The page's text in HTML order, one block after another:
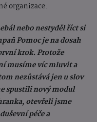
organizace.
nebo nestyděl říct si
Pomoc je na dosah
krok. Protože
musíme víc mluvit a
nezůstává jen u slov
spustili nový modul
otevřeli jsme
péče a